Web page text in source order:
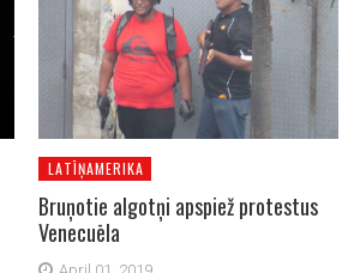
LATĪŅAMERIKA
Bruņotie algotņi apspiež protestus
Venecuēla